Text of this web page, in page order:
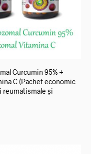
Curcumin 95% +
C (Pachet economic
și